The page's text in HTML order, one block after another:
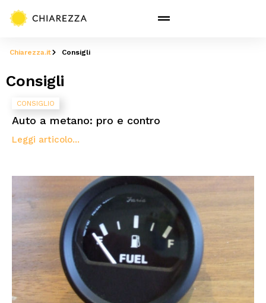
Chiarezza.it Consigli
Consigli
CONSIGLIO
Auto a metano: pro e contro
Leggi articolo...